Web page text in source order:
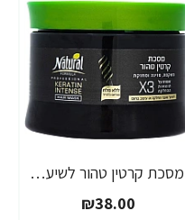
מסכת קרטין טהור לשיער נטורל פורמולה 350 מ"ל - מבית NATURAL FORMULA
₪38.00